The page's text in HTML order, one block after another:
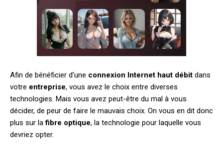
Afin de bénéficier d’une connexion Internet haut débit dans
votre entreprise, vous avez le choix entre diverses
technologies. Mais vous avez peut-être du mal à vous
décider, de peur de faire le mauvais choix. On vous en dit donc
plus sur lafibre optique, la technologie pour laquelle vous
devriez opter.